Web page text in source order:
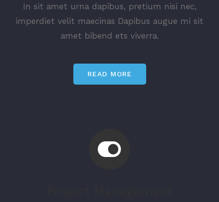
In sit amet urna dapibus, pretium nisi nec,
imperdiet velit maecinas Dapibus augue mi sit
amet bibend ets viverra.
READ MORE